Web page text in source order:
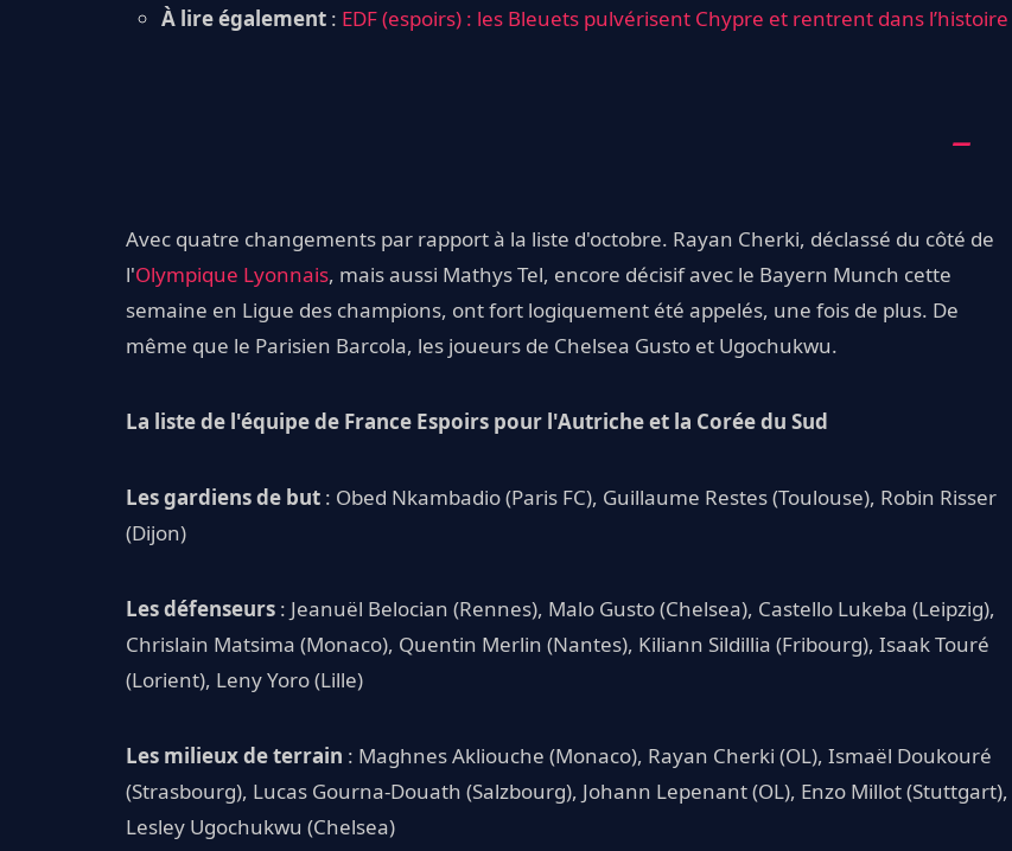
À lire également : EDF (espoirs) : les Bleuets pulvérisent Chypre et rentrent dans l’histoire
Avec quatre changements par rapport à la liste d'octobre. Rayan Cherki, déclassé du côté de
l'Olympique Lyonnais, mais aussi Mathys Tel, encore décisif avec le Bayern Munch cette
semaine en Ligue des champions, ont fort logiquement été appelés, une fois de plus. De
même que le Parisien Barcola, les joueurs de Chelsea Gusto et Ugochukwu.
La liste de l'équipe de France Espoirs pour l'Autriche et la Corée du Sud
Les gardiens de but : Obed Nkambadio (Paris FC), Guillaume Restes (Toulouse), Robin Risser
(Dijon)
Les défenseurs : Jeanuël Belocian (Rennes), Malo Gusto (Chelsea), Castello Lukeba (Leipzig),
Chrislain Matsima (Monaco), Quentin Merlin (Nantes), Kiliann Sildillia (Fribourg), Isaak Touré
(Lorient), Leny Yoro (Lille)
Les milieux de terrain : Maghnes Akliouche (Monaco), Rayan Cherki (OL), Ismaël Doukouré
(Strasbourg), Lucas Gourna-Douath (Salzbourg), Johann Lepenant (OL), Enzo Millot (Stuttgart),
Lesley Ugochukwu (Chelsea)